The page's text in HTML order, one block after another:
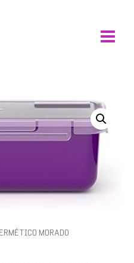
Menu
MORADO